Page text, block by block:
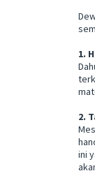
1.
2.
ini